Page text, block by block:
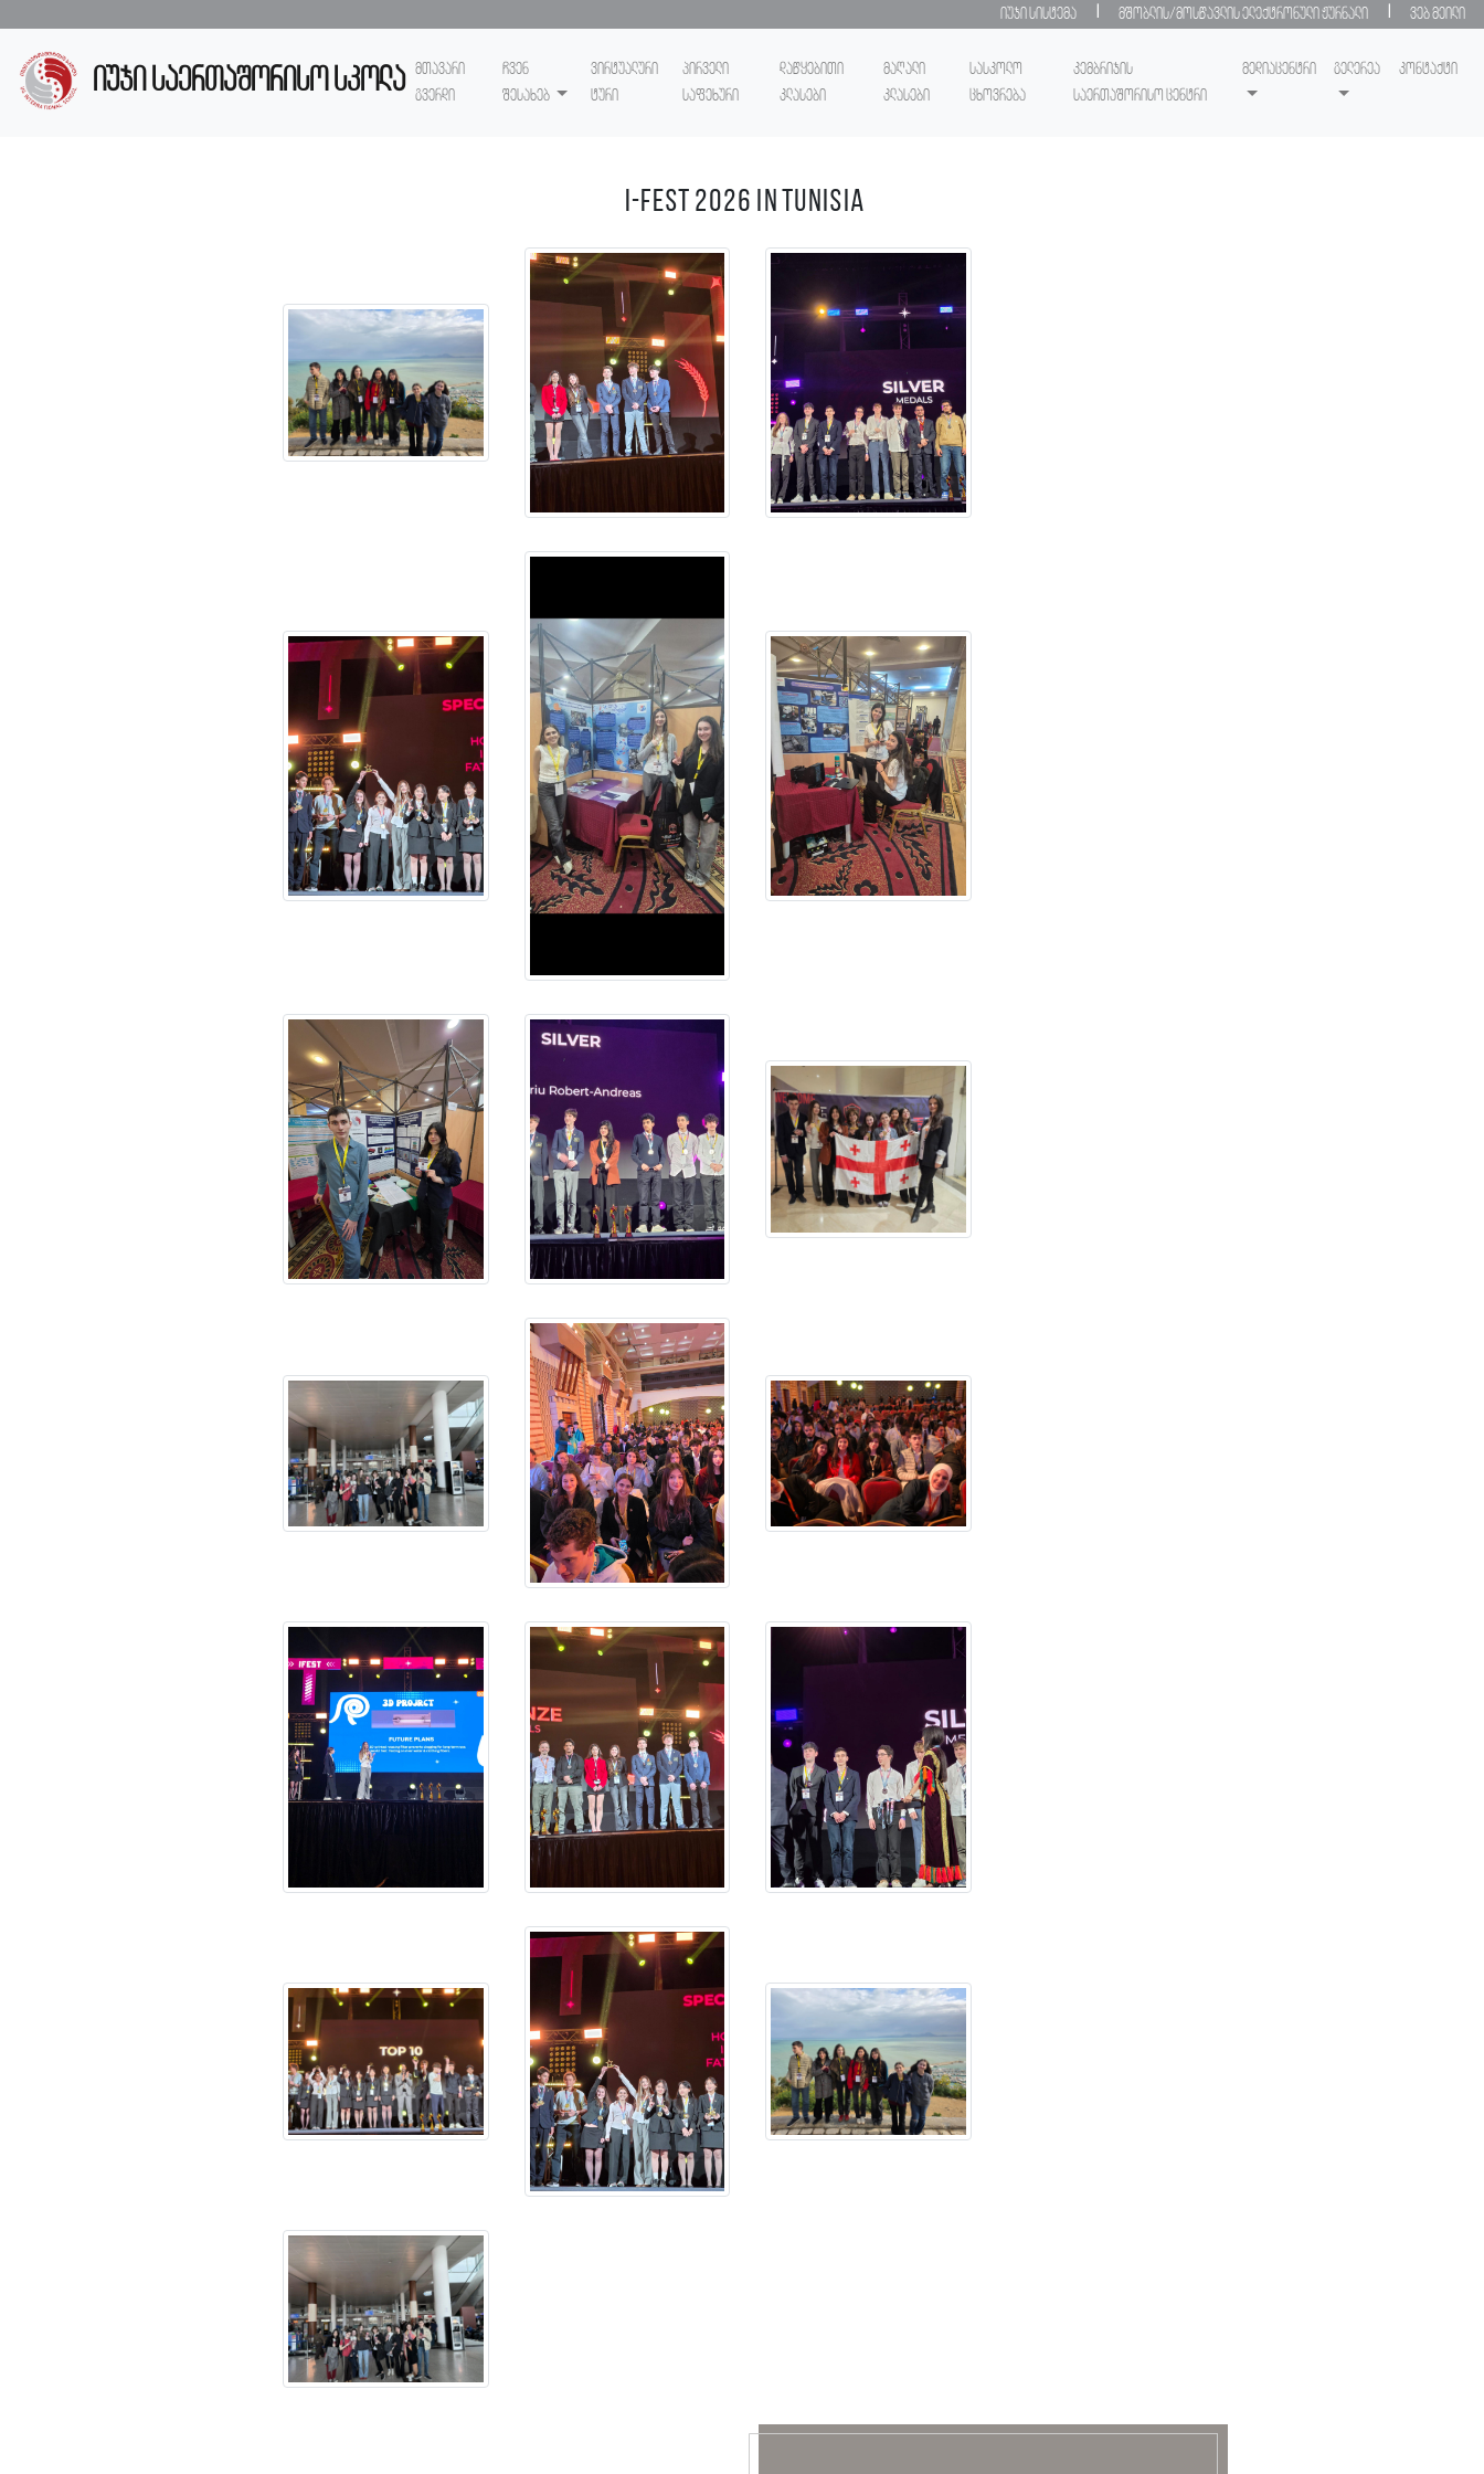
იუჯი სისტემა მშობლის/მოსწავლის ელექტრონული ჟურნალი ვებ მეილი
იუჯი საერთაშორისო სკოლა მთავარი
გვერდი
ჩვენ
შესახებ
ვირტუალური
ტური
პირველი
საფეხური
დაწყებითი
კლასები
მაღალი
კლასები
სასკოლო
ცხოვრება
კემბრიჯის
საერთაშორისო ცენტრი
მედიაცენტრი გელერეა კონტაქტი
I-FEST 2026 in Tunisia